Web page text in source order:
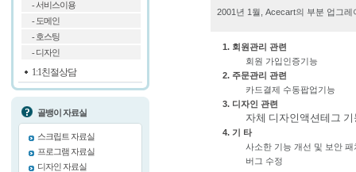
- 서비스이용
- 도메인
- 호스팅
- 디자인
1:1친절상담
골뱅이 자료실
스크립트 자료실
프로그램 자료실
디자인 자료실
2001년 1월, Acecart의 부분 업그
1. 회원관리 관련
회원 가입인증기능
2. 주문관리 관련
카드결제 수동팝업기능
3. 디자인 관련
자체 디자인액션테그 기
4. 기 타
사소한 기능 개선 및 보안 패
버그 수정